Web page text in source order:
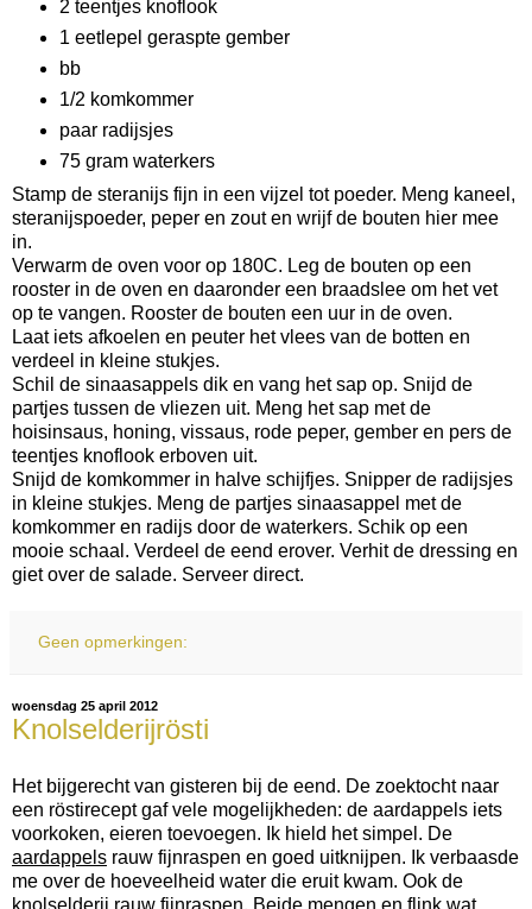
2 teentjes knoflook
1 eetlepel geraspte gember
bb
1/2 komkommer
paar radijsjes
75 gram waterkers
Stamp de steranijs fijn in een vijzel tot poeder. Meng kaneel,
steranijspoeder, peper en zout en wrijf de bouten hier mee
in.
Verwarm de oven voor op 180C. Leg de bouten op een
rooster in de oven en daaronder een braadslee om het vet
op te vangen. Rooster de bouten een uur in de oven.
Laat iets afkoelen en peuter het vlees van de botten en
verdeel in kleine stukjes.
Schil de sinaasappels dik en vang het sap op. Snijd de
partjes tussen de vliezen uit. Meng het sap met de
hoisinsaus, honing, vissaus, rode peper, gember en pers de
teentjes knoflook erboven uit.
Snijd de komkommer in halve schijfjes. Snipper de radijsjes
in kleine stukjes. Meng de partjes sinaasappel met de
komkommer en radijs door de waterkers. Schik op een
mooie schaal. Verdeel de eend erover. Verhit de dressing en
giet over de salade. Serveer direct.
Geen opmerkingen:
woensdag 25 april 2012
Knolselderijrösti
Het bijgerecht van gisteren bij de eend. De zoektocht naar
een röstirecept gaf vele mogelijkheden: de aardappels iets
voorkoken, eieren toevoegen. Ik hield het simpel. De
aardappels rauw fijnraspen en goed uitknijpen. Ik verbaasde
me over de hoeveelheid water die eruit kwam. Ook de